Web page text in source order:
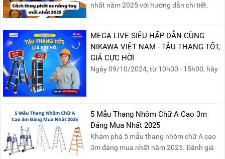
nhất năm 2025 với hướng dẫn chi tiết.
phớt đúng cách, giúp xe nâng hoạt động
hiệu quả và bền lâu!
MEGA LIVE SIÊU HẤP DẪN CÙNG
NIKAWA VIỆT NAM - TẬU THANG TỐT,
GIÁ CỰC HỜI
Ngày 09/10/2024, từ 10h00 - 15h00, hãy
phần quà siêu hấp dẫn và mua sắm
những sản phẩm thang chính hãng với
mức giá không thể tốt hơn!Tham gia
Mega Live, bạn sẽ nhận được gì?...
5 Mẫu Thang Nhôm Chữ A Cao 3m
Đáng Mua Nhất 2025
Khám phá 5 mẫu thang nhôm chữ A cao
3m đáng mua nhất năm 2025. Đánh giá